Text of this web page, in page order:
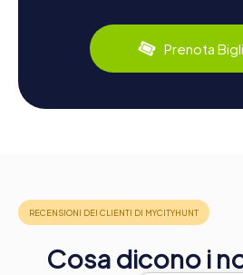
Prenota
Cosa dicono i